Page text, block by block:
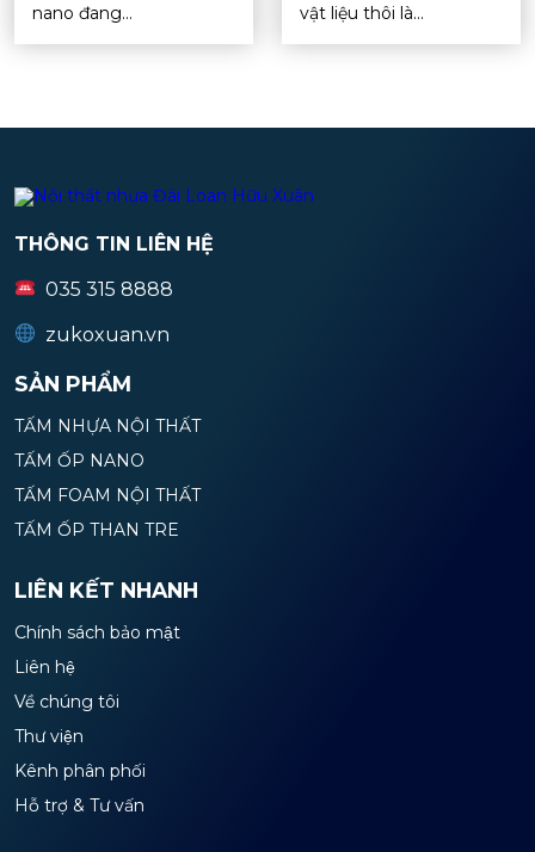
nano đang...
vật liệu thôi là...
THÔNG TIN LIÊN HỆ
035 315 8888
zukoxuan.vn
SẢN PHẨM
TẤM NHỰA NỘI THẤT
TẤM ỐP NANO
TẤM FOAM NỘI THẤT
TẤM ỐP THAN TRE
LIÊN KẾT NHANH
Chính sách bảo mật
Liên hệ
Về chúng tôi
Thư viện
Kênh phân phối
Hỗ trợ & Tư vấn